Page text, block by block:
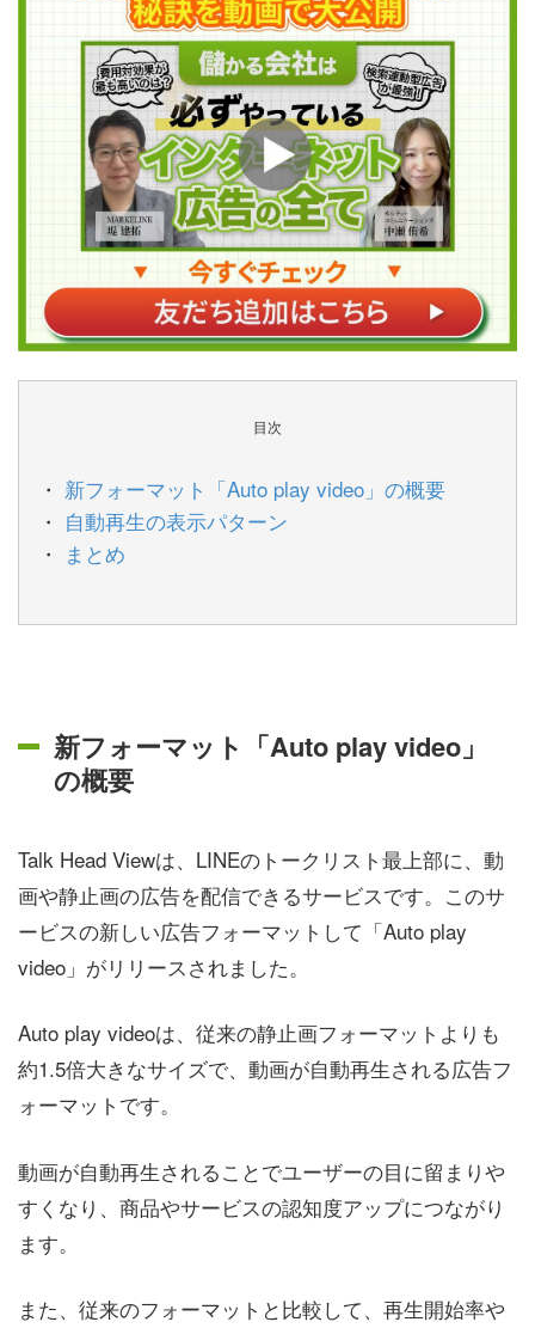
目次
新フォーマット「Auto play video」の概要
自動再生の表示パターン
まとめ
新フォーマット「Auto play video」
の概要
Talk Head Viewは、LINEのトークリスト最上部に、動
画や静止画の広告を配信できるサービスです。このサ
ービスの新しい広告フォーマットして「Auto play
video」がリリースされました。
Auto play videoは、従来の静止画フォーマットよりも
約1.5倍大きなサイズで、動画が自動再生される広告フ
ォーマットです。
動画が自動再生されることでユーザーの目に留まりや
すくなり、商品やサービスの認知度アップにつながり
ます。
また、従来のフォーマットと比較して、再生開始率や